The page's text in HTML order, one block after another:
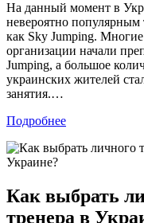
На данный момент в
невероятно популярным
как Sky Jumping.
организации начали
Jumping, а большое
украинских жителей
занятия.…
Подробнее
Как выбрать
тренера в